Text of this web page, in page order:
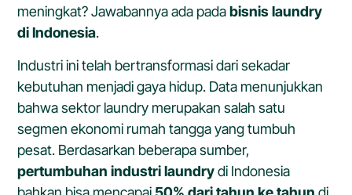
meningkat? Jawabannya ada padabisnis laundry
di Indonesia.
Industri ini telah bertransformasi dari sekadar
kebutuhan menjadi gaya hidup. Data menunjukkan
bahwa sektor laundry merupakan salah satu
segmen ekonomi rumah tangga yang tumbuh
pesat. Berdasarkan beberapa sumber,
pertumbuhan industri laundrydi Indonesia